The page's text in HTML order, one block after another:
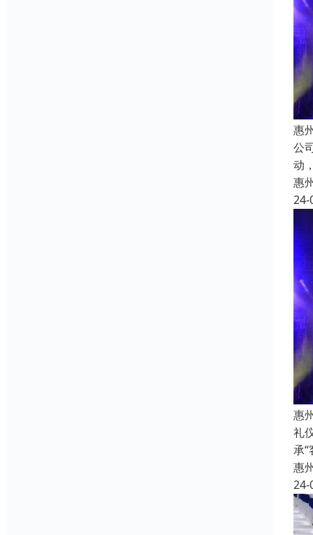
惠
公
动
惠
24-
惠
礼
承
惠
24-